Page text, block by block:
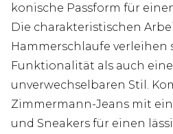
konische Passform für
Die charakteristischen
Hammerschlaufe verleihen
Funktionalität als auch
unverwechselbaren Stil.
Zimmermann-Jeans mit
und Sneakers für einen